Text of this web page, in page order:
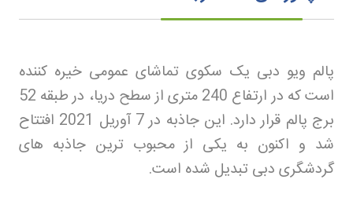
پالم ویو دبی یک سکوی تماشای عمومی خیره کننده
است که در ارتفاع 240 متری از سطح دریا، در طبقه 52
برج پالم قرار دارد. این جاذبه در 7 آوریل 2021 افتتاح
شد و اکنون به یکی از محبوب ترین جاذبه های
گردشگری دبی تبدیل شده است.